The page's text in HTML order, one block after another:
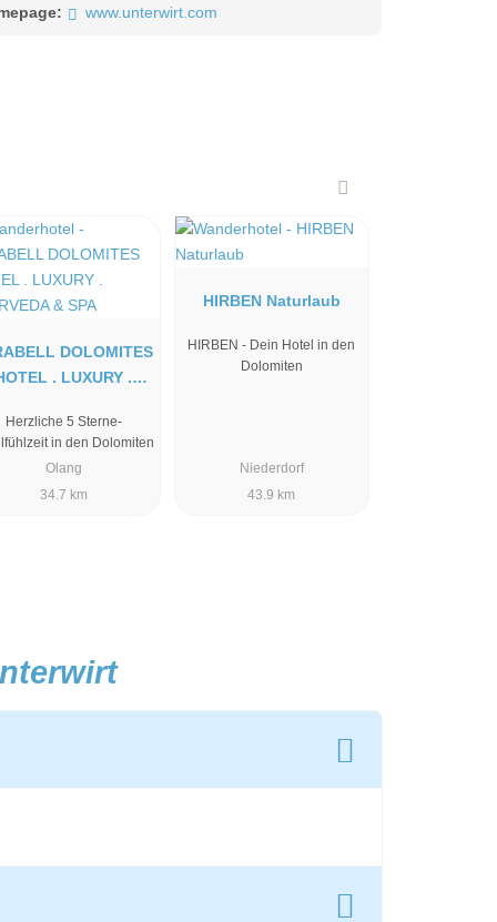
www.unterwirt.com
DOLOMITES
. LUXURY .
Herzliche 5 Sterne-
in den Dolomiten
Olang
34.7 km
HIRBEN Naturlaub
HIRBEN - Dein Hotel in den
Dolomiten
Niederdorf
43.9 km